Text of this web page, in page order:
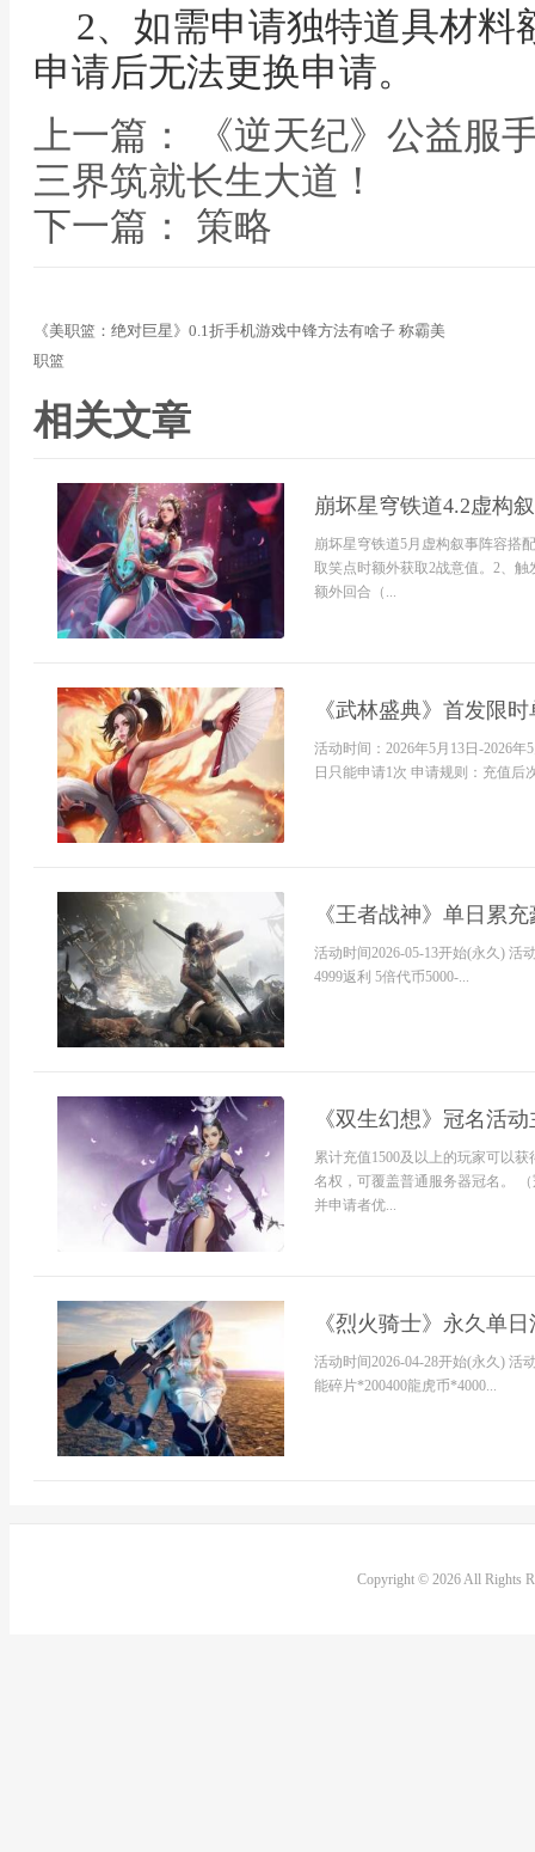
2、如需申请独特道具材
申请后无法更换申请。
上一篇： 《逆天纪》公益服
三界筑就长生大道！
下一篇： 策略
《美职篮：绝对巨星》0.1折手机游戏中锋方法有啥子 称霸美
职篮
相关文章
崩坏星穹铁道4.2虚构
崩坏星穹铁道5月虚构叙事阵容搭
取笑点时额外获取2战意值。2、
额外回合（...
《武林盛典》首发限
活动时间：2026年5月13日-2026
日只能申请1次 申请规则：充值后
《王者战神》单日累
活动时间2026-05-13开始(永久) 活
4999返利 5倍代币5000-...
《双生幻想》冠名活
累计充值1500及以上的玩家可以
名权，可覆盖普通服务器冠名。
并申请者优...
《烈火骑士》永久单
活动时间2026-04-28开始(永久) 活
能碎片*200400龍虎币*4000...
Copyright © 2026 All Rights